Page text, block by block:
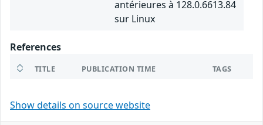
antérieures à 128.0.6613.84
sur Linux
References
TITLE PUBLICATION TIME TAGS
Show details on source website